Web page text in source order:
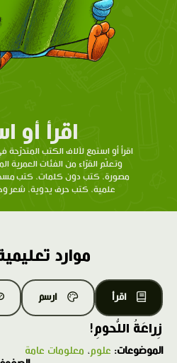
اقرأ أو
اقرأ أو استمع لآلاف الكتب
وتعلّم القرّاء من الفئات
مصورة، كتب دون كلمات، كتب
علمية، كتب حرف يدوية، شعر
موارد
اقرأ ارسم
زِراعَةُ اللُّحومِ!
الموضوعات: علوم، معلومات عامة